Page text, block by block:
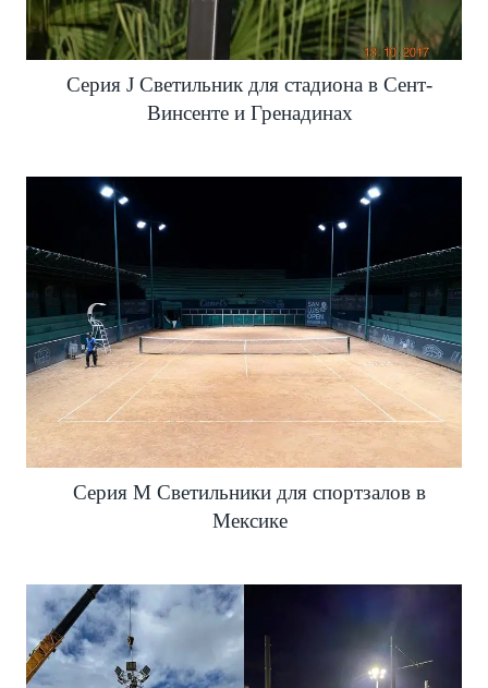
Серия J Светильник для стадиона в Сент-
Винсенте и Гренадинах
Серия M Светильники для спортзалов в
Мексике